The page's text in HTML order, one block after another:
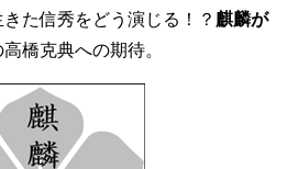
た信秀をどう演じる！？ 麒麟が
高橋克典への期待。